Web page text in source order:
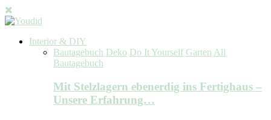
Interior & DIY
Bautagebuch Deko Do It Yourself Garten All
Bautagebuch
Mit Stelzlagern ebenerdig ins Fertighaus –
Unsere Erfahrung…